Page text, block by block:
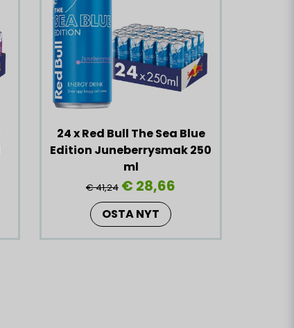
24 x Red Bull The Sea Blue
Edition Juneberrysmak 250
ml
€ 41,24 € 28,66
OSTA NYT